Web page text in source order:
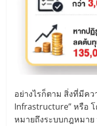
อย่างไรก็ตาม สิ่งที่มีค
Infrastructure” หรือ
หมายถึงระบบกฎหมาย